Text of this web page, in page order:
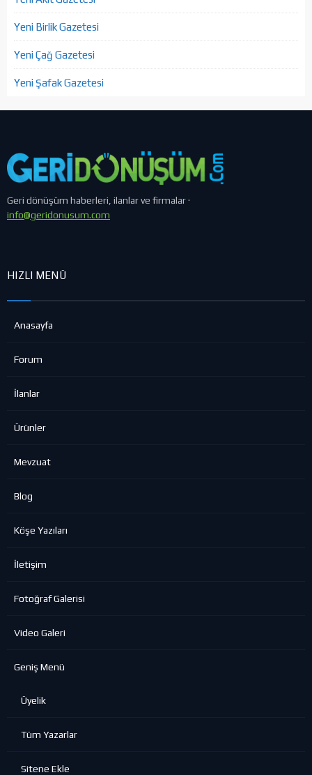
Yeni Birlik Gazetesi
Yeni Çağ Gazetesi
Yeni Şafak Gazetesi
Geri dönüşüm haberleri, ilanlar ve firmalar ·
info@geridonusum.com
HIZLI MENÜ
Anasayfa
Forum
İlanlar
Ürünler
Mevzuat
Blog
Köşe Yazıları
İletişim
Fotoğraf Galerisi
Video Galeri
Geniş Menü
Üyelik
Tüm Yazarlar
Sitene Ekle